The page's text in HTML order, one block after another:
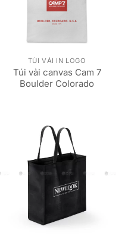
TÚI VẢI IN LOGO
Túi vải canvas Cam 7
Boulder Colorado